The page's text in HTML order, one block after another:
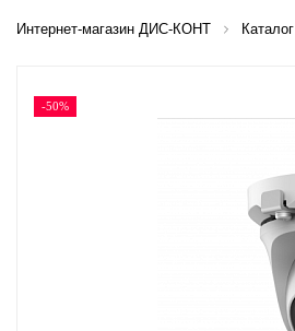
Взрыво-защищенное
Видеонаблюдение
Интернет-магазин ДИС-КОНТ Каталог
-50%